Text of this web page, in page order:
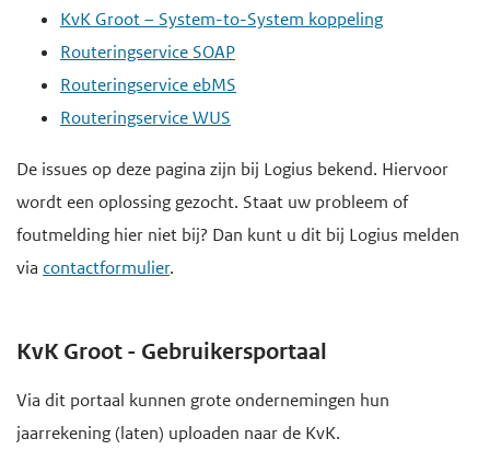
KvK Groot – System-to-System koppeling
Routeringservice SOAP
Routeringservice ebMS
Routeringservice WUS
De issues op deze pagina zijn bij Logius bekend. Hiervoor
wordt een oplossing gezocht. Staat uw probleem of
foutmelding hier niet bij? Dan kunt u dit bij Logius melden
via contactformulier.
KvK Groot - Gebruikersportaal
Via dit portaal kunnen grote ondernemingen hun
jaarrekening (laten) uploaden naar de KvK.